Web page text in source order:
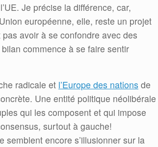
Je précise la différence, car,
européenne, elle, reste un projet
avoir à se confondre avec des
commence à se faire sentir
radicale et l’Europe des nations de
Une entité politique néolibérale
qui les composent et qui impose
surtout à gauche!
encore s’illusionner sur la